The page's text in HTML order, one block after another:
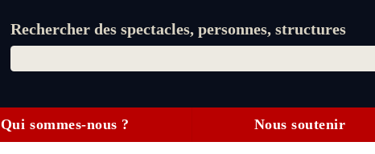
Rechercher des spectacles, personnes, structures
Qui sommes-nous ? Nous soutenir